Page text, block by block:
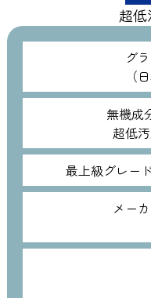
超
グ
（
無機成
超低
最上級グレー
メー